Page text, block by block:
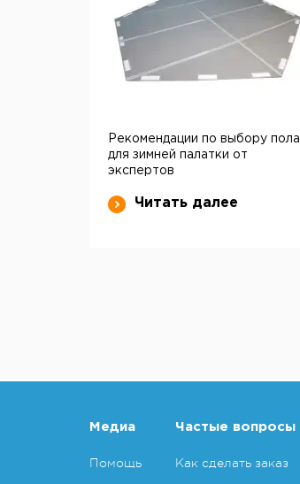
Рекомендации по выбору пола
для зимней палатки от
экспертов
Читать далее
Медиа
Помощь
Частые вопросы
Как сделать заказ